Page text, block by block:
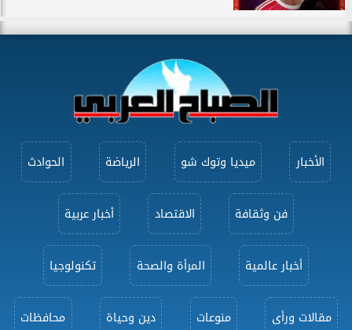
الأخبار ميديا وتوك شو الرياضة الحوادث
فن وثقافة الاقتصاد أخبار عربية
أخبار عالمية المرأة والصحة تكنولوجيا
مقالات ورأى منوعات دين وحياة محافظات